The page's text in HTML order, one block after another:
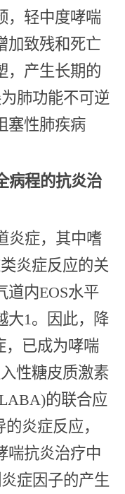
，轻中度哮喘
加致残和死亡
，产生长期的
肺功能不可逆
塞性肺疾病
病程的抗炎治
炎症，其中嗜
炎症反应的关
道内EOS水平
大1。因此，降
，已成为哮喘
性糖皮质激素
的联合应
炎症反应，
喘抗炎治疗中
症因子的产生